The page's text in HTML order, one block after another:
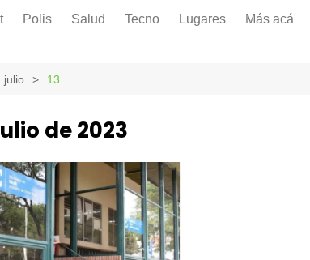
Polis Salud Tecno Lugares Más acá
julio 13
de 2023